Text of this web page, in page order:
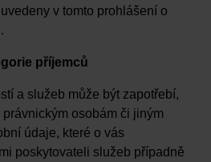
v tomto prohlášení o
příjemců
a služeb může být zapotřebí,
osobám či jiným
údaje, které o vás
poskytovateli služeb případně